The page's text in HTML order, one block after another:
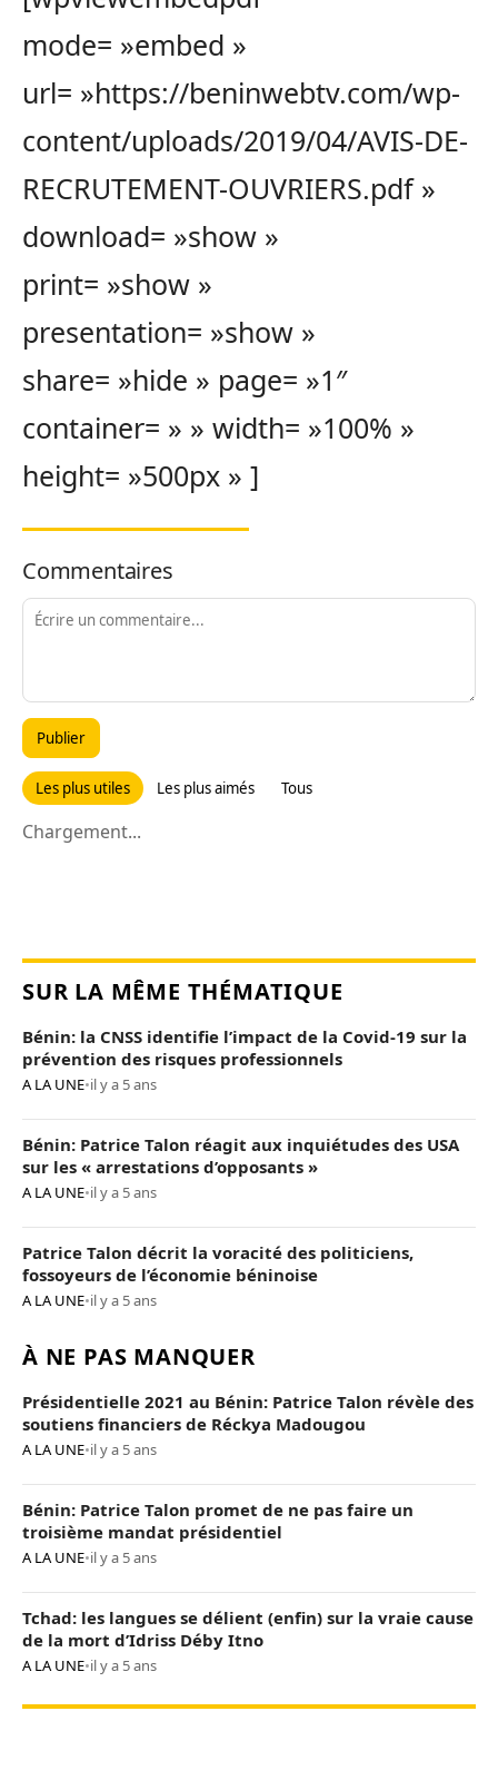
mode= »embed »
url= »https://beninwebtv.com/wp-
content/uploads/2019/04/AVIS-DE-
RECRUTEMENT-OUVRIERS.pdf »
download= »show »
print= »show »
presentation= »show »
share= »hide » page= »1″
container= » » width= »100% »
height= »500px » ]
Commentaires
Publier
Les plus utiles Les plus aimés Tous
Chargement...
SUR LA MÊME THÉMATIQUE
Bénin: la CNSS identifie l’impact de la Covid-19 sur la
prévention des risques professionnels
A LA UNE•il y a 5 ans
Bénin: Patrice Talon réagit aux inquiétudes des USA
sur les « arrestations d’opposants »
A LA UNE•il y a 5 ans
Patrice Talon décrit la voracité des politiciens,
fossoyeurs de l’économie béninoise
A LA UNE•il y a 5 ans
À NE PAS MANQUER
Présidentielle 2021 au Bénin: Patrice Talon révèle des
soutiens financiers de Réckya Madougou
A LA UNE•il y a 5 ans
Bénin: Patrice Talon promet de ne pas faire un
troisième mandat présidentiel
A LA UNE•il y a 5 ans
Tchad: les langues se délient (enfin) sur la vraie cause
de la mort d’Idriss Déby Itno
A LA UNE•il y a 5 ans